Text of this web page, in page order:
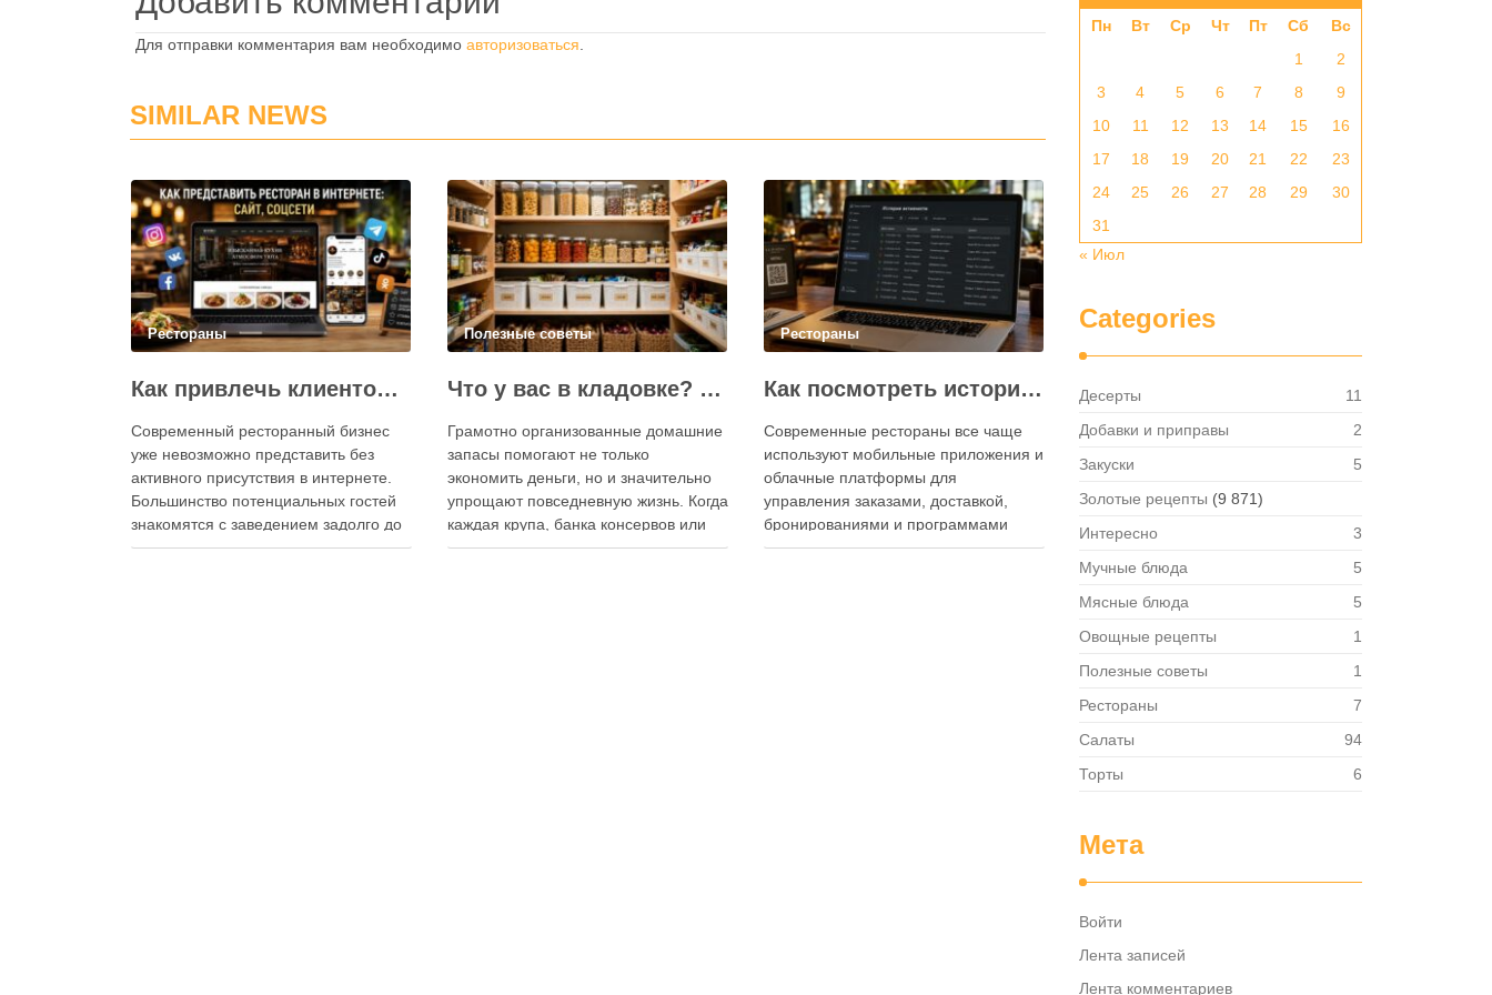
Для отправки комментария вам необходимо авторизоваться
SIMILAR NEWS
Рестораны
Как привлечь клиентов в ресторан через интернет: каким должен быть сайт и как эффективно использовать социальные сети
Современный ресторанный бизнес
уже невозможно представить без
активного присутствия в интернете.
Большинство потенциальных гостей
знакомятся с заведением задолго до
первого визита: изучают сайт,
Полезные советы
Что у вас в кладовке? Секреты эффективного планирования запасов
Грамотно организованные домашние
запасы помогают не только
экономить деньги, но и значительно
упрощают повседневную жизнь. Когда
каждая крупа, банка консервов или
упаковка бытовой химии находятся
Рестораны
Как посмотреть историю активности приложения для ресторана и зачем это нужно бизнесу
Современные рестораны все чаще
используют мобильные приложения и
облачные платформы для
управления заказами, доставкой,
бронированиями и программами
лояльности. Однако многие
Пн Вт Ср Чт Пт Сб
Вс
1
2
3
4 5 6 7 8
9
10
11 12 13 14 15
16
17
18 19 20 21 22
23
24
25 26 27 28 29
30
31
« Июл
Categories
Десерты
11
Добавки и приправы
2
Закуски
5
Золотые рецепты (9 871)
Интересно
3
Мучные блюда
5
Мясные блюда
5
Овощные рецепты
1
Полезные советы
1
Рестораны
7
Салаты
94
Торты
6
Мета
Войти
Лента записей
Лента комментариев